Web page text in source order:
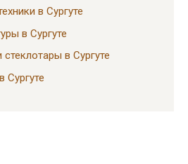
в Сургуте
в Сургуте
стеклотары в Сургуте
Сургуте